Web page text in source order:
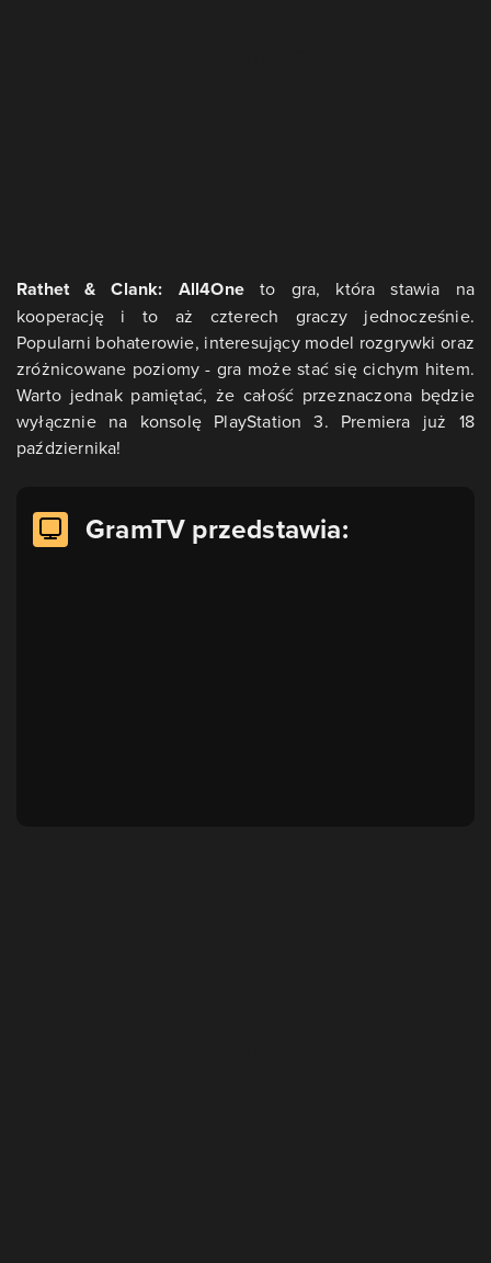
Rathet & Clank: All4One to gra, która stawia na
kooperację i to aż czterech graczy jednocześnie.
Popularni bohaterowie, interesujący model rozgrywki oraz
zróżnicowane poziomy - gra może stać się cichym hitem.
Warto jednak pamiętać, że całość przeznaczona będzie
wyłącznie na konsolę PlayStation 3. Premiera już 18
października!
GramTV przedstawia: